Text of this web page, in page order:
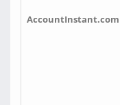
AccountInstant.com